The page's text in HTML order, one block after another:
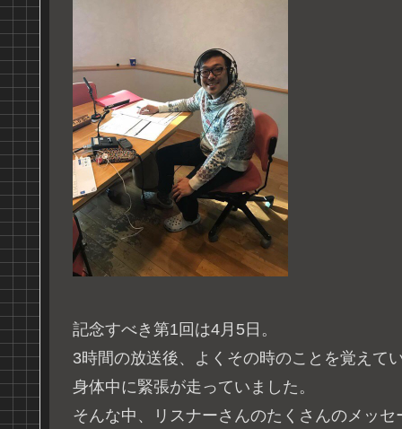
記念すべき第1回は4月5日。
3時間の放送後、よくその時のことを覚えて
身体中に緊張が走っていました。
そんな中、リスナーさんのたくさんのメッセ